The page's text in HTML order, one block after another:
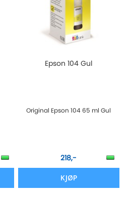
Epson 104 Gul
Original Epson 104 65 ml Gul
218,-
KJØP